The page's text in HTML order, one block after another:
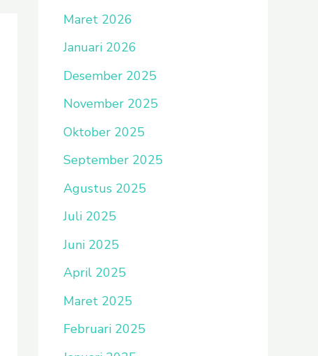
Maret 2026
Januari 2026
Desember 2025
November 2025
Oktober 2025
September 2025
Agustus 2025
Juli 2025
Juni 2025
April 2025
Maret 2025
Februari 2025